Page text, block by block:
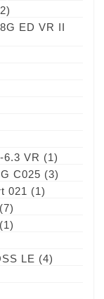
ED VR II
6.3 VR (1)
C025 (3)
021 (1)
(7)
(1)
LE (4)